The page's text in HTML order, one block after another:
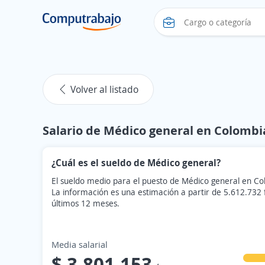
Volver al listado
Salario de Médico general en
¿Cuál es el sueldo de Médico general?
El sueldo medio para el puesto de Médico general en
La información es una estimación a partir de
últimos 12 meses.
Media salarial